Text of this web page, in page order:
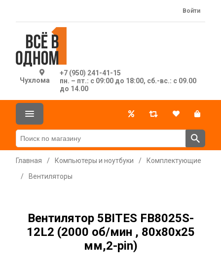
Чухлома
+7 (950) 241-41-15
пн. – пт.: с 09:00 до 18:00, сб.-вс.: с 09.00
до 14.00
Войти
Главная / Компьютеры и ноутбуки /
Комплектующие
/
Вентиляторы
Вентилятор 5BITES FB8025S-
12L2 (2000 об/мин , 80x80x25
мм,2-pin)